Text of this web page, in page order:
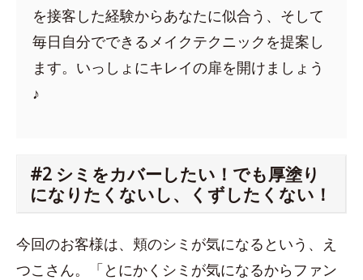
を接客した経験からあなたに似合う、そして
毎日自分でできるメイクテクニックを提案し
ます。いっしょにキレイの扉を開けましょう
♪
#2 シミをカバーしたい！でも厚塗り
になりたくないし、くずしたくない！
今回のお客様は、頬のシミが気になるという、え
つこさん。「とにかくシミが気になるからファン